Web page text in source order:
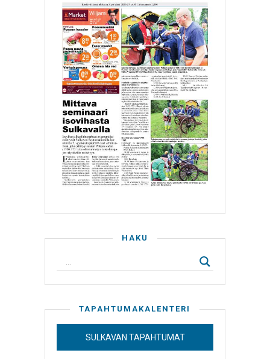
HAKU
TAPAHTUMAKALENTERI
SULKAVAN TAPAHTUMAT